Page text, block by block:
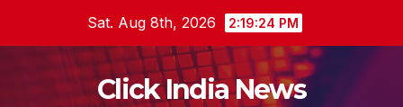
Sat. Aug 8th, 2026 2:19:25 PM
Click India News